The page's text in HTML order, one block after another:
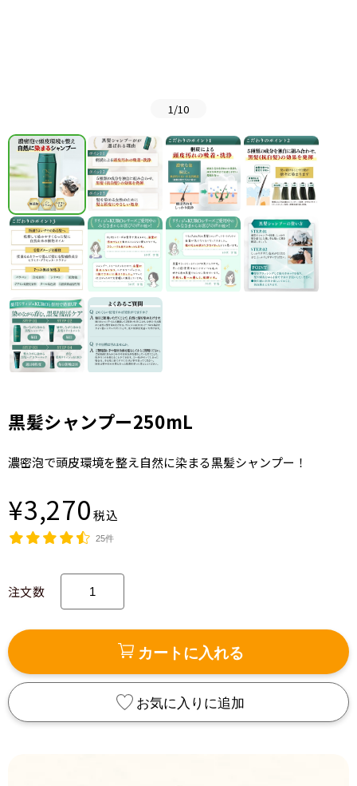
1 /10
黒髪シャンプー250mL
濃密泡で頭皮環境を整え自然に染まる黒髪シャンプー！
¥3,270 税込
25件
注文数
カートに入れる
お気に入りに追加